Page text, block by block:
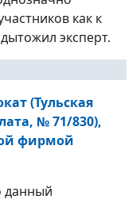
как к
эксперт.
(Тульская
№ 71/830),
фирмой
данный